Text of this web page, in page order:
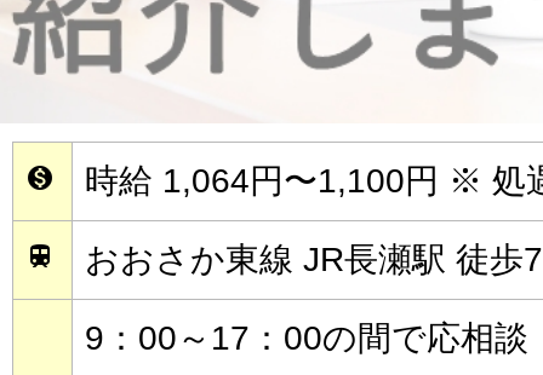
 時給 1,064円〜1,100円 ※ 処
 おおさか東線 JR長瀬駅 徒歩
9：00～17：00の間で応相談